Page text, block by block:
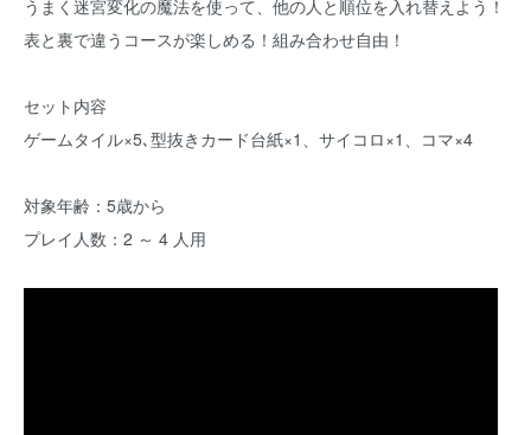
うまく迷宮変化の魔法を使って、他の人と順位を入れ替えよう！
表と裏で違うコースが楽しめる！組み合わせ自由！
セット内容
ゲームタイル×5､型抜きカード台紙×1、サイコロ×1、コマ×4
対象年齢：5歳から
プレイ人数：2 ～ 4 人用